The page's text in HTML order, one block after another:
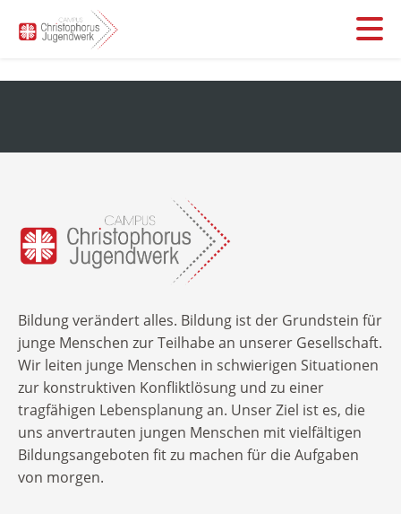
Leistungen
Inobhutnahme
Ambulante Hilfen
Flex-Fernschule
Berufliche Bildung
Was machen wir
Unsere Geschichte
kurz und knapp
FAQs für Eltern
„Fragen und Antworten“ für Kinder und Jugendliche
Sie suchen ein Ehrenamt?
Infos für Ehemalige/Careleaver
Alle Infos zu Ihrer Spende
Blog
Alle Infos zu Ihrer Spende
Kontakt aufnehmen
Suchbegriff:
Bildung verändert alles. Bildung ist der Grundstein für
junge Menschen zur Teilhabe an unserer Gesellschaft.
Wir leiten junge Menschen in schwierigen Situationen
zur konstruktiven Konfliktlösung und zu einer
tragfähigen Lebensplanung an. Unser Ziel ist es, die
uns anvertrauten jungen Menschen mit vielfältigen
Bildungsangeboten fit zu machen für die Aufgaben
von morgen.